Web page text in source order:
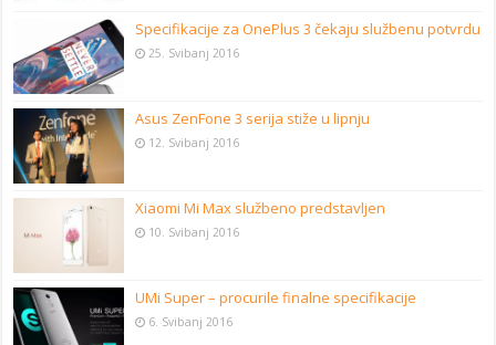
Specifikacije za OnePlus 3 čekaju službenu potvrdu
25. Svibanj 2016
Asus ZenFone 3 serija stiže u lipnju
12. Svibanj 2016
Xiaomi Mi Max službeno predstavljen
10. Svibanj 2016
UMi Super – procurile finalne specifikacije
6. Svibanj 2016